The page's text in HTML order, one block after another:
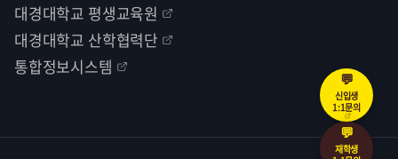
대경대학교 평생교육원
대경대학교 산학협력단
통합정보시스템
💬
신입생
1:1문의
💬
재학생